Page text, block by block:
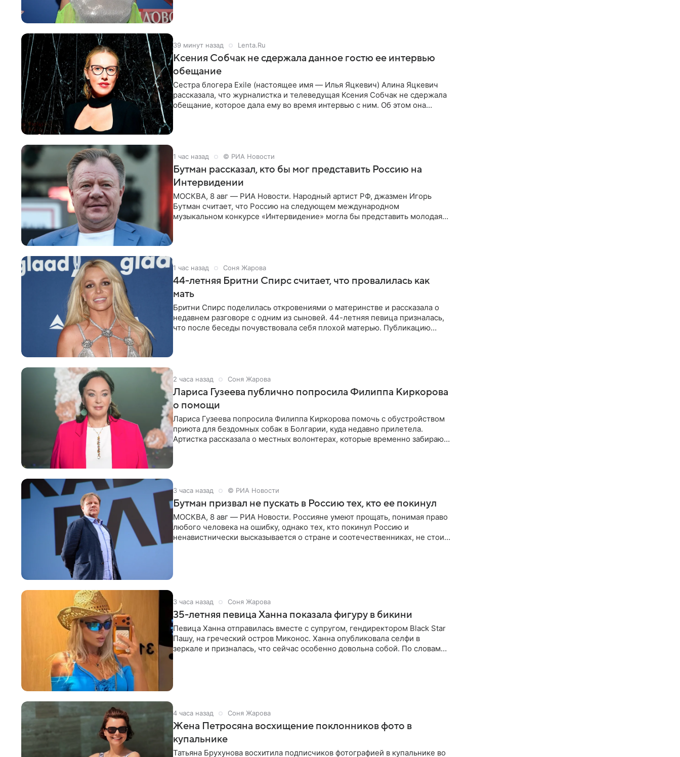
39 минут назад Lenta.Ru
Ксения Собчак не сдержала данное гостю ее интервью
обещание
Сестра блогера Exile (настоящее имя — Илья Яцкевич) Алина Яцкевич
рассказала, что журналистка и телеведущая Ксения Собчак не сдержала
обещание, которое дала ему во время интервью с ним. Об этом она
1 час назад © РИА Новости
Бутман рассказал, кто бы мог представить Россию на
Интервидении
МОСКВА, 8 авг — РИА Новости. Народный артист РФ, джазмен Игорь
Бутман считает, что Россию на следующем международном
музыкальном конкурсе «Интервидение» могла бы представить молодая
1 час назад Соня Жарова
44-летняя Бритни Спирс считает, что провалилась как
мать
Бритни Спирс поделилась откровениями о материнстве и рассказала о
недавнем разговоре с одним из сыновей. 44-летняя певица призналась,
что после беседы почувствовала себя плохой матерью. Публикацию
2 часа назад Соня Жарова
Лариса Гузеева публично попросила Филиппа Киркорова
о помощи
Лариса Гузеева попросила Филиппа Киркорова помочь с обустройством
приюта для бездомных собак в Болгарии, куда недавно прилетела.
Артистка рассказала о местных волонтерах, которые временно забирают
3 часа назад © РИА Новости
Бутман призвал не пускать в Россию тех, кто ее покинул
МОСКВА, 8 авг — РИА Новости. Россияне умеют прощать, понимая право
любого человека на ошибку, однако тех, кто покинул Россию и
ненавистнически высказывается о стране и соотечественниках, не стоит
3 часа назад Соня Жарова
35-летняя певица Ханна показала фигуру в бикини
Певица Ханна отправилась вместе с супругом, гендиректором Black Star
Пашу, на греческий остров Миконос. Ханна опубликовала селфи в
зеркале и призналась, что сейчас особенно довольна собой. По словам
4 часа назад Соня Жарова
Жена Петросяна восхищение поклонников фото в
купальнике
Татьяна Брухунова восхитила подписчиков фотографией в купальнике во